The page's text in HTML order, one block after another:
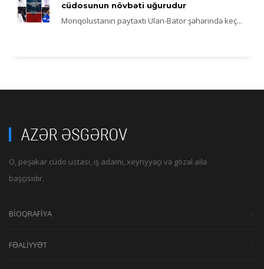
cüdosunun növbəti uğurudur
Monqolustanın paytaxtı Ulan-Bator şəhərində keç...
O, peşəkar cüdo ustası, iş adamı, xeyriyyəçi və gözəl ailə
başçısıdır.
BİOQRAFİYA
FƏALİYYƏT